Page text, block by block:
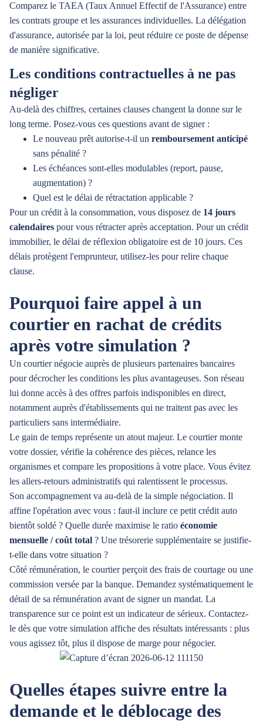
Comparez le TAEA (Taux Annuel Effectif de l'Assurance) entre
les contrats groupe et les assurances individuelles. La délégation
d'assurance, autorisée par la loi, peut réduire ce poste de dépense
de manière significative.
Les conditions contractuelles à ne pas
négliger
Au-delà des chiffres, certaines clauses changent la donne sur le
long terme. Posez-vous ces questions avant de signer :
Le nouveau prêt autorise-t-il un remboursement anticipé
sans pénalité ?
Les échéances sont-elles modulables (report, pause,
augmentation) ?
Quel est le délai de rétractation applicable ?
Pour un crédit à la consommation, vous disposez de 14 jours
calendaires pour vous rétracter après acceptation. Pour un crédit
immobilier, le délai de réflexion obligatoire est de 10 jours. Ces
délais protègent l'emprunteur, utilisez-les pour relire chaque
clause.
Pourquoi faire appel à un
courtier en rachat de crédits
après votre simulation ?
Un courtier négocie auprès de plusieurs partenaires bancaires
pour décrocher les conditions les plus avantageuses. Son réseau
lui donne accès à des offres parfois indisponibles en direct,
notamment auprès d'établissements qui ne traitent pas avec les
particuliers sans intermédiaire.
Le gain de temps représente un atout majeur. Le courtier monte
votre dossier, vérifie la cohérence des pièces, relance les
organismes et compare les propositions à votre place. Vous évitez
les allers-retours administratifs qui ralentissent le processus.
Son accompagnement va au-delà de la simple négociation. Il
affine l'opération avec vous : faut-il inclure ce petit crédit auto
bientôt soldé ? Quelle durée maximise le ratio économie
mensuelle / coût total ? Une trésorerie supplémentaire se justifie-
t-elle dans votre situation ?
Côté rémunération, le courtier perçoit des frais de courtage ou une
commission versée par la banque. Demandez systématiquement le
détail de sa rémunération avant de signer un mandat. La
transparence sur ce point est un indicateur de sérieux. Contactez-
le dès que votre simulation affiche des résultats intéressants : plus
vous agissez tôt, plus il dispose de marge pour négocier.
Quelles étapes suivre entre la
demande et le déblocage des